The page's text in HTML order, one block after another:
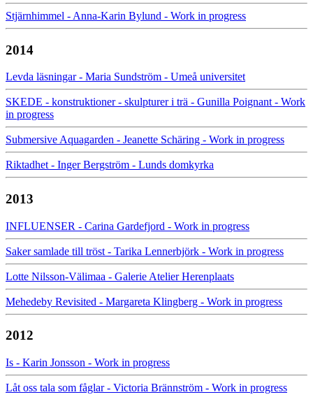
Stjärnhimmel - Anna-Karin Bylund - Work in progress
2014
Levda läsningar - Maria Sundström - Umeå universitet
SKEDE - konstruktioner - skulpturer i trä - Gunilla Poignant - Work
in progress
Submersive Aquagarden - Jeanette Schäring - Work in progress
Riktadhet - Inger Bergström - Lunds domkyrka
2013
INFLUENSER - Carina Gardefjord - Work in progress
Saker samlade till tröst - Tarika Lennerbjörk - Work in progress
Lotte Nilsson-Välimaa - Galerie Atelier Herenplaats
Mehedeby Revisited - Margareta Klingberg - Work in progress
2012
Is - Karin Jonsson - Work in progress
Låt oss tala som fåglar - Victoria Brännström - Work in progress